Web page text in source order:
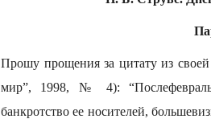
Прошу прощения за цитату из
мир”, 1998, № 4):
банкротство ее носителей,